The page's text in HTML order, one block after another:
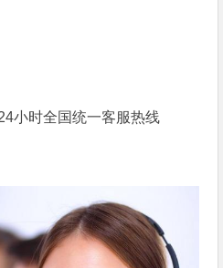
小时全国统一客服热线